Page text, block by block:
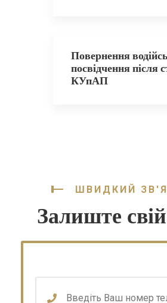
Повернення
посвідчення після
КУпАП
ШВИДКИЙ
Залиште